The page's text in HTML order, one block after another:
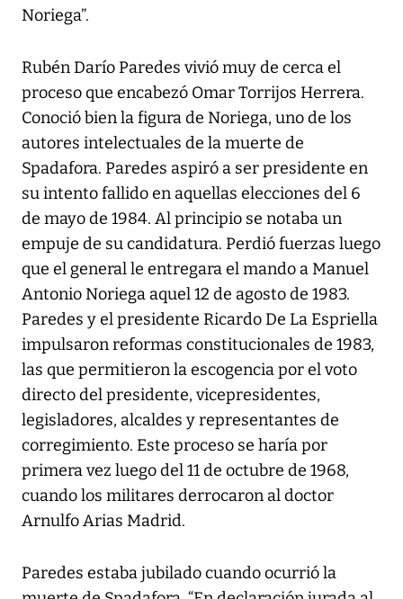
Noriega”.
Rubén Darío Paredes vivió muy de cerca el
proceso que encabezó Omar Torrijos Herrera.
Conoció bien la figura de Noriega, uno de los
autores intelectuales de la muerte de
Spadafora. Paredes aspiró a ser presidente en
su intento fallido en aquellas elecciones del 6
de mayo de 1984. Al principio se notaba un
empuje de su candidatura. Perdió fuerzas luego
que el general le entregara el mando a Manuel
Antonio Noriega aquel 12 de agosto de 1983.
Paredes y el presidente Ricardo De La Espriella
impulsaron reformas constitucionales de 1983,
las que permitieron la escogencia por el voto
directo del presidente, vicepresidentes,
legisladores, alcaldes y representantes de
corregimiento. Este proceso se haría por
primera vez luego del 11 de octubre de 1968,
cuando los militares derrocaron al doctor
Arnulfo Arias Madrid.
Paredes estaba jubilado cuando ocurrió la